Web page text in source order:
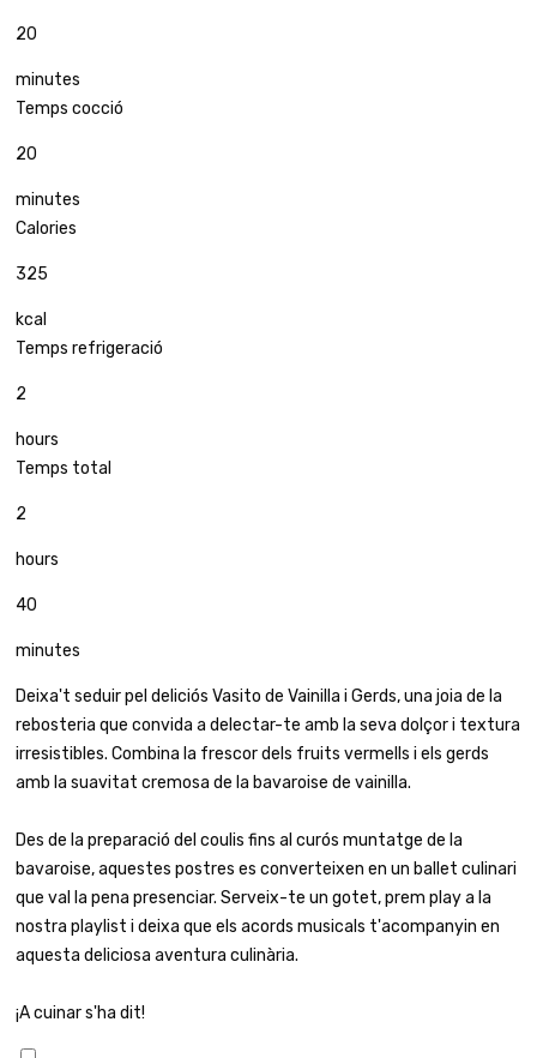
20
minutes
Temps cocció
20
minutes
Calories
325
kcal
Temps refrigeració
2
hours
Temps total
2
hours
40
minutes
Deixa't seduir pel deliciós Vasito de Vainilla i Gerds, una joia de la
rebosteria que convida a delectar-te amb la seva dolçor i textura
irresistibles. Combina la frescor dels fruits vermells i els gerds
amb la suavitat cremosa de la bavaroise de vainilla.
Des de la preparació del coulis fins al curós muntatge de la
bavaroise, aquestes postres es converteixen en un ballet culinari
que val la pena presenciar. Serveix-te un gotet, prem play a la
nostra playlist i deixa que els acords musicals t'acompanyin en
aquesta deliciosa aventura culinària.
¡A cuinar s'ha dit!